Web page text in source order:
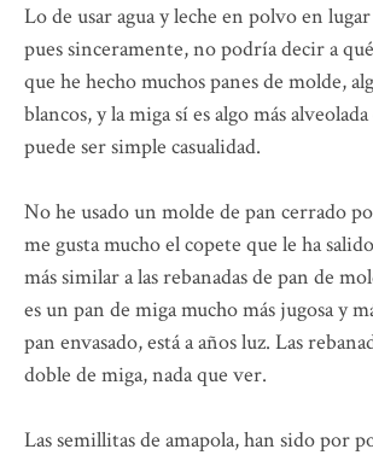
Lo de usar agua y leche en polvo en
pues sinceramente, no podría decir a
que he hecho muchos panes de molde,
blancos, y la miga sí es algo más
puede ser simple casualidad.
No he usado un molde de pan cerrado
me gusta mucho el copete que le ha
más similar a las rebanadas de pan de
es un pan de miga mucho más jugosa y
pan envasado, está a años luz. Las
doble de miga, nada que ver.
Las semillitas de amapola, han sido por